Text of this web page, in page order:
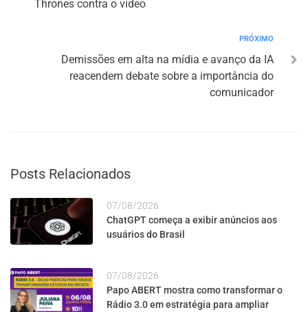
Thrones contra o vídeo
PRÓXIMO
Demissões em alta na mídia e avanço da IA
reacendem debate sobre a importância do
comunicador
Posts Relacionados
07/08/2026
ChatGPT começa a exibir anúncios aos
usuários do Brasil
07/08/2026
Papo ABERT mostra como transformar o
Rádio 3.0 em estratégia para ampliar